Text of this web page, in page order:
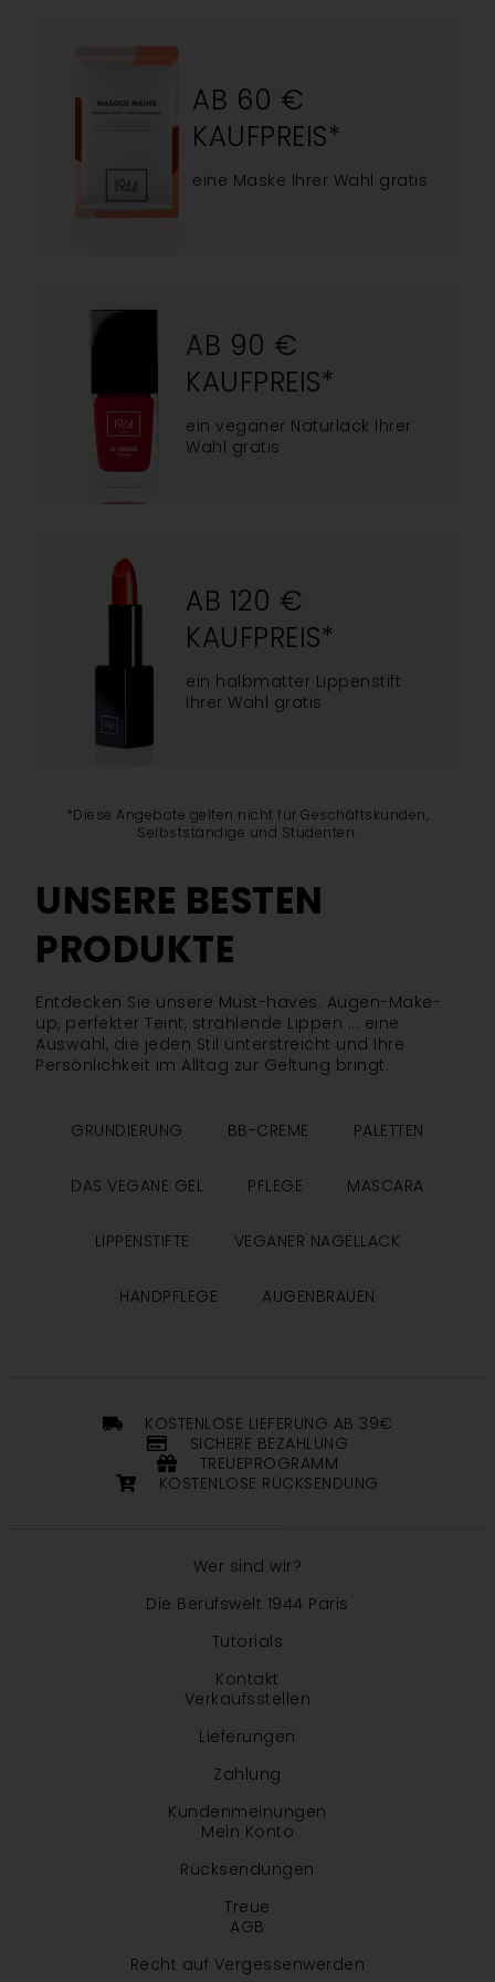
AB 60 €
KAUFPREIS*
eine Maske Ihrer Wahl gratis
AB 90 €
KAUFPREIS*
ein veganer Naturlack Ihrer
Wahl gratis
AB 120 €
KAUFPREIS*
ein halbmatter Lippenstift
Ihrer Wahl gratis
*Diese Angebote gelten nicht für Geschäftskunden,
Selbstständige und Studenten.
UNSERE BESTEN
PRODUKTE
Entdecken Sie unsere Must-haves: Augen-Make-
up, perfekter Teint, strahlende Lippen ... eine
Auswahl, die jeden Stil unterstreicht und Ihre
Persönlichkeit im Alltag zur Geltung bringt.
GRUNDIERUNG BB-CREME PALETTEN
DAS VEGANE GEL PFLEGE MASCARA
LIPPENSTIFTE VEGANER NAGELLACK
HANDPFLEGE AUGENBRAUEN
KOSTENLOSE LIEFERUNG AB 39€
SICHERE BEZAHLUNG
TREUEPROGRAMM
KOSTENLOSE RÜCKSENDUNG
Wer sind wir?
Die Berufswelt 1944 Paris
Tutorials
Kontakt
Verkaufsstellen
Lieferungen
Zahlung
Kundenmeinungen
Mein Konto
Rücksendungen
Treue
AGB
Recht auf Vergessenwerden